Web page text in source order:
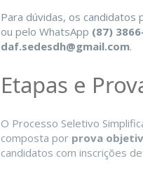
Para dúvidas, os
ou pelo WhatsApp (87)
daf.sedesdh@gmail.com.
Etapas e
O Processo Seletivo
composta por prova
candidatos com inscrições